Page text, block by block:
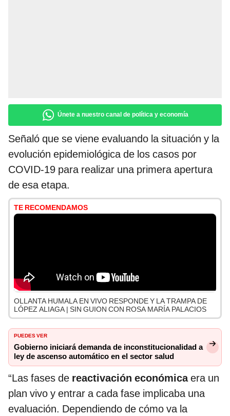
Únete a nuestro canal de política y economía
Señaló que se viene evaluando la situación y la
evolución epidemiológica de los casos por
COVID-19 para realizar una primera apertura
de esa etapa.
TE RECOMENDAMOS
OLLANTA HUMALA EN VIVO RESPONDE Y LA TRAMPA DE
LÓPEZ ALIAGA | SIN GUION CON ROSA MARÍA PALACIOS
PUEDES VER
Gobierno iniciará demanda de inconstitucionalidad a
ley de ascenso automático en el sector salud
“Las fases de reactivación económicaera un
plan vivo y entrar a cada fase implicaba una
evaluación. Dependiendo de cómo va la